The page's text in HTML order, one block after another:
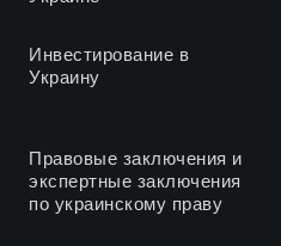
Инвестирование в
Украину
Правовые заключения и
экспертные заключения
по украинскому праву